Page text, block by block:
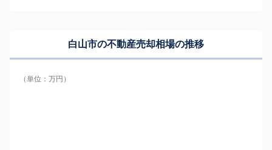
白山市の不動産売却相場の推移
（単位：万円）